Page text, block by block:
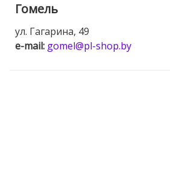
Гомель
ул. Гагарина, 49
e-mail: gomel@pl-shop.by